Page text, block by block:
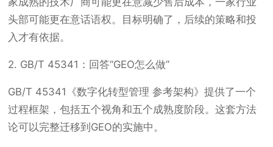
头部可能更在意话语权。目标明确了，后续的策略和投
入才有依据。
2. GB/T 45341：回答“GEO怎么做”
GB/T 45341《数字化转型管理 参考架构》提供了一个
过程框架，包括五个视角和五个成熟度阶段。这套方法
论可以完整迁移到GEO的实施中。